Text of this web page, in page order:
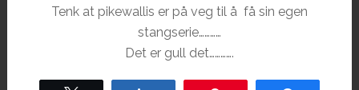
Tenk at pikewallis er på veg til å få sin egen
stangserie…………
Det er gull det………….